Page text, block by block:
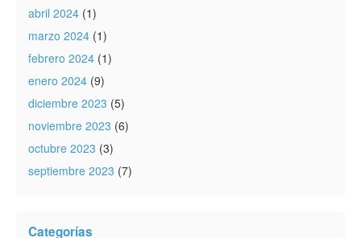
abril 2024 (1)
marzo 2024 (1)
febrero 2024 (1)
enero 2024 (9)
diciembre 2023 (5)
noviembre 2023 (6)
octubre 2023 (3)
septiembre 2023 (7)
Categorías